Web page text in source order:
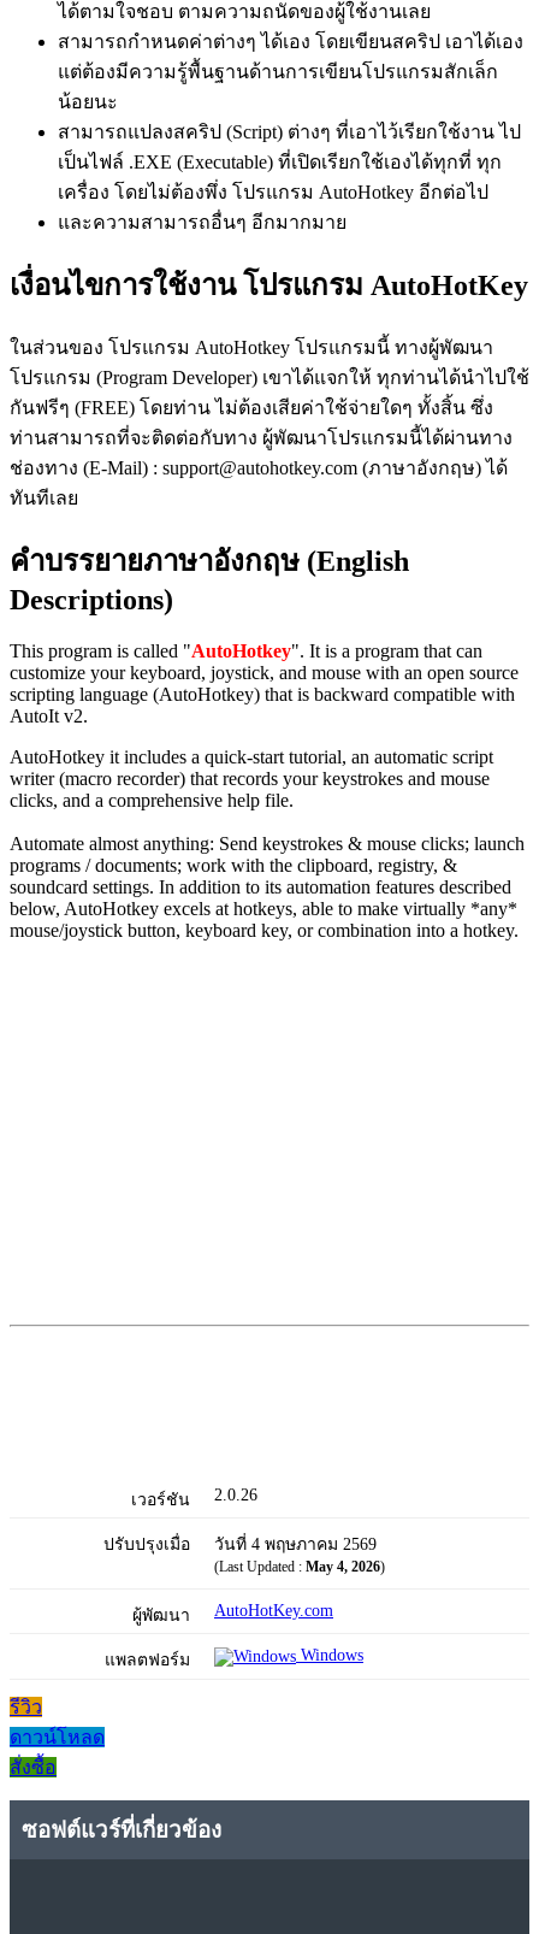
ได้ตามใจชอบ ตามความถนัดของผู้ใช้งานเลย
สามารถกำหนดค่าต่างๆ ได้เอง โดยเขียนสคริป เอาได้เอง
แต่ต้องมีความรู้พื้นฐานด้านการเขียนโปรแกรมสักเล็ก
น้อยนะ
สามารถแปลงสคริป (Script) ต่างๆ ที่เอาไว้เรียกใช้งาน ไป
เป็นไฟล์ .EXE (Executable) ที่เปิดเรียกใช้เองได้ทุกที่ ทุก
เครื่อง โดยไม่ต้องพึ่ง โปรแกรม AutoHotkey อีกต่อไป
และความสามารถอื่นๆ อีกมากมาย
เงื่อนไขการใช้งาน โปรแกรม AutoHotKey
ในส่วนของ โปรแกรม AutoHotkey โปรแกรมนี้ ทางผู้พัฒนา
โปรแกรม (Program Developer) เขาได้แจกให้ ทุกท่านได้นำไปใช้
กันฟรีๆ (FREE) โดยท่าน ไม่ต้องเสียค่าใช้จ่ายใดๆ ทั้งสิ้น ซึ่ง
ท่านสามารถที่จะติดต่อกับทาง ผู้พัฒนาโปรแกรมนี้ได้ผ่านทาง
ช่องทาง (E-Mail) : support@autohotkey.com (ภาษาอังกฤษ) ได้
ทันทีเลย
คำบรรยายภาษาอังกฤษ (English
Descriptions)
This program is called "AutoHotkey". It is a program that can
customize your keyboard, joystick, and mouse with an open source
scripting language (AutoHotkey) that is backward compatible with
AutoIt v2.
AutoHotkey it includes a quick-start tutorial, an automatic script
writer (macro recorder) that records your keystrokes and mouse
clicks, and a comprehensive help file.
Automate almost anything: Send keystrokes & mouse clicks; launch
programs / documents; work with the clipboard, registry, &
soundcard settings. In addition to its automation features described
below, AutoHotkey excels at hotkeys, able to make virtually *any*
mouse/joystick button, keyboard key, or combination into a hotkey.
เวอร์ชัน 2.0.26
ปรับปรุงเมื่อ วันที่ 4 พฤษภาคม 2569
(Last Updated : May 4, 2026)
ผู้พัฒนา AutoHotKey.com
แพลตฟอร์ม Windows
รีวิว
ดาวน์โหลด
สั่งซื้อ
ซอฟต์แวร์ที่เกี่ยวข้อง